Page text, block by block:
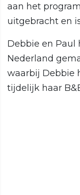
aan het
uitgebracht en
Debbie en Paul
Nederland
waarbij Debbie
tijdelijk haar